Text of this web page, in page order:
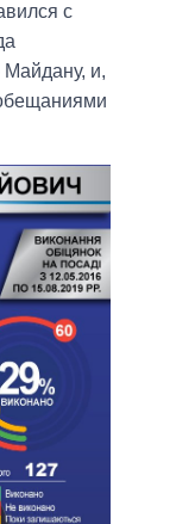
с
Майдану, и,